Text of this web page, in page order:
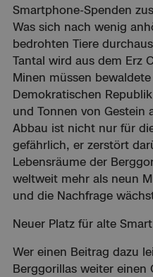
Smartphone-Spenden
Was sich nach wenig
bedrohten Tiere
Tantal wird aus dem Erz
Minen müssen
Demokratischen
und Tonnen von Gestein
Abbau ist nicht nur für
gefährlich, er zerstört
Lebensräume der
weltweit mehr als neun
und die Nachfrage
Neuer Platz für alte
Wer einen Beitrag dazu
Berggorillas weiter einen